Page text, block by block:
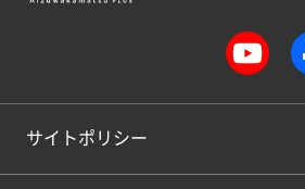
サイトポリシー